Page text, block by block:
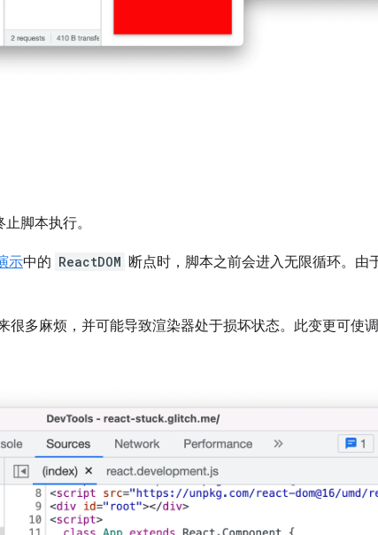
脚本执行。
示中的 ReactDOM 断点时，脚本之前会进入无限循环。由
很多麻烦，并可能导致渲染器处于损坏状态。此变更可使